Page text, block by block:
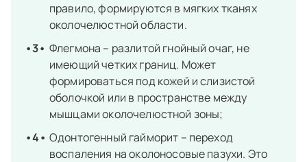
правило, формируются в мягких тканях
околочелюстной области.
Флегмона – разлитой гнойный очаг, не
имеющий четких границ. Может
формироваться под кожей и слизистой
оболочкой или в пространстве между
мышцами околочелюстной зоны;
Одонтогенный гайморит – переход
воспаления на околоносовые пазухи. Это